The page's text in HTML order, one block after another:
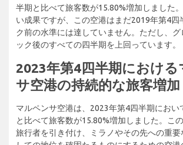
半期と比べて旅客数が15.80%増加しました
い成果ですが、この空港はまだ2019年第4四
ク前の水準には達していません。ただし、グ
ック後のすべての四半期を上回っています。
2023年第4四半期における
サ空港の持続的な旅客増加
マルペンサ空港は、2023年第4四半期におい
と比べて旅客数が15.80%増加しました。こ
旅行者を引き付け、ミラノやその先への重要